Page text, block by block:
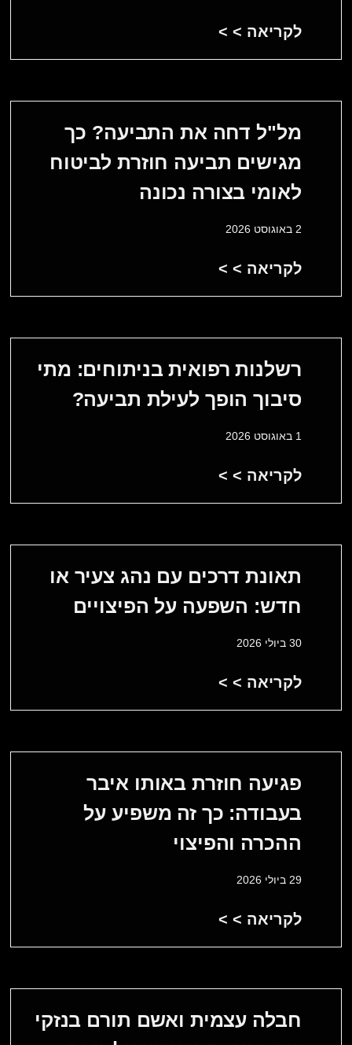
לקריאה > >
מל"ל דחה את התביעה? כך
מגישים תביעה חוזרת לביטוח
לאומי בצורה נכונה
2 באוגוסט 2026
לקריאה > >
רשלנות רפואית בניתוחים: מתי
סיבוך הופך לעילת תביעה?
1 באוגוסט 2026
לקריאה > >
תאונת דרכים עם נהג צעיר או
חדש: השפעה על הפיצויים
30 ביולי 2026
לקריאה > >
פגיעה חוזרת באותו איבר
בעבודה: כך זה משפיע על
ההכרה והפיצוי
29 ביולי 2026
לקריאה > >
חבלה עצמית ואשם תורם בנזקי